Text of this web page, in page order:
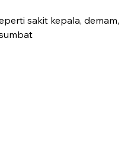
sakit kepala, demam,